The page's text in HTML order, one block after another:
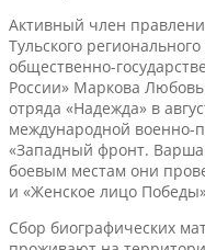
Активный член
Тульского
общественно-
России» Маркова
отряда «Надежда» в
международной военно-
«Западный фронт.
боевым местам они
и «Женское лицо
Сбор биографических